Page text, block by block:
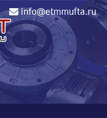
info@etmmufta.ru